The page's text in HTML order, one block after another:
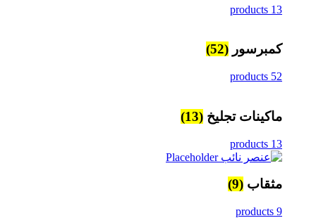
13 products
كمبرسور (52)
52 products
ماكينات تجليخ (13)
13 products
مثقاب (9)
9 products